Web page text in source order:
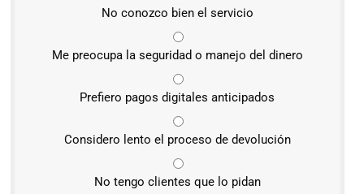
No conozco bien el servicio
Me preocupa la seguridad o manejo del dinero
Prefiero pagos digitales anticipados
Considero lento el proceso de devolución
No tengo clientes que lo pidan